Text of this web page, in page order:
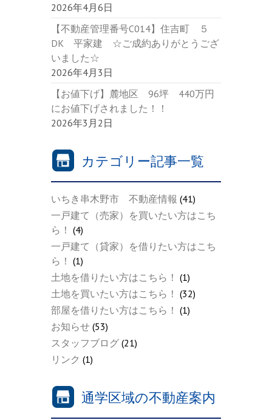
2026年4月6日
【不動産管理番号C014】住吉町 ５
DK 平家建 ☆ご成約ありがとうござ
いました☆
2026年4月3日
【お値下げ】麓地区 96坪 440万円
にお値下げされました！！
2026年3月2日
カテゴリー記事一覧
いちき串木野市 不動産情報 (41)
一戸建て（売家）を買いたい方はこち
ら！ (4)
一戸建て（貸家）を借りたい方はこち
ら！ (1)
土地を借りたい方はこちら！ (1)
土地を買いたい方はこちら！ (32)
部屋を借りたい方はこちら！ (1)
お知らせ (53)
スタッフブログ (21)
リンク (1)
通学区域の不動産案内